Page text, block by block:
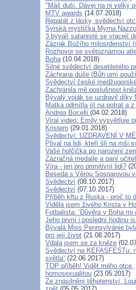
"Máš duši. Dávej na ni velký
MTV awards (14.07.2018)
Reparát z lásky, svědectví
Syrská mystička Myrna
3 bývalí satanisté se vracejí
Zázrak Božího milosrdenství
Rozhovor se světoznámou
Boha(10.04.2018)
Silné svědectví desetiletého
Záchrana duše (Bůh umí
Svědectví české
Zachránila mě poslušnost
Bývalý voják se uzdravil díky
Matka odmítla jít na potrat a
Andrea Bocelli (04.02.2018)
Viral video: Emily vysvětluje
Kristem (29.01.2018)
Svědectví: UZDRAVENÍ V
Plival na lidi, kteří šli na mši
Vaše holčička po narození
Zázračná medaile a paní
Víra - jen pro primitivní lidi?
Beseda s Věrou Sosnarovou
Svědectví (08.10.2017)
Svědectví (07.10.2017)
Příběh křtu z Ruska - proč to
Viděla jsem živého Krista v
Fotbalista: ‘Důvěra v Boha mi
Jeho první i poslední hodinu
Bývalá Miss Pennsylvánie
pro její život (21.08.2017)
Vdala jsem se za kněze
Svědectví na KEFASFESTu:
světla“ (22.06.2017)
TOP příběh! Vidět mého
homosexualitou (23.05.2017)
Ze znásilnění těhotenství.